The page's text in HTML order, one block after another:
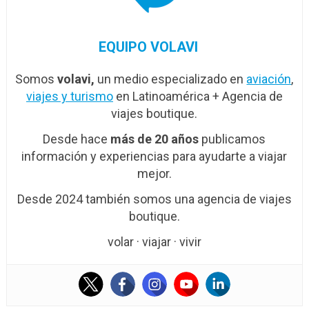
EQUIPO VOLAVI
Somosvolavi, un medio especializado en aviación,
viajes y turismoen Latinoamérica + Agencia de
viajes boutique.
Desde hace más de 20 años publicamos
información y experiencias para ayudarte a viajar
mejor.
Desde 2024 también somos una agencia de viajes
boutique.
volar · viajar · vivir